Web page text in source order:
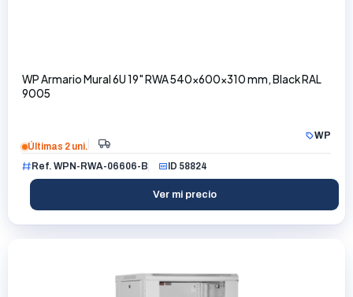
WP Armario Mural 6U 19" RWA 540x600x310 mm, Black RAL
9005
WP
Últimas 2 uni.
Ref. WPN-RWA-06606-B
ID 58824
Ver mi precio